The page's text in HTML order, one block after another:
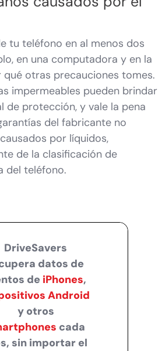
tu teléfono en al menos dos
en una computadora y en la
qué otras precauciones tomes.
impermeables pueden brindar
de protección, y vale la pena
del fabricante no
por líquidos,
de la clasificación de
del teléfono.
DriveSavers
datos de
de iPhones,
Android
y otros
cada
sin importar el